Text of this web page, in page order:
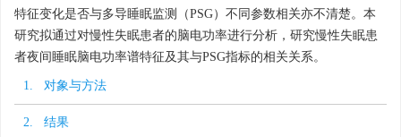
特征变化是否与多导睡眠监测（PSG）不同参数相关亦不清楚。本
研究拟通过对慢性失眠患者的脑电功率进行分析，研究慢性失眠患
者夜间睡眠脑电功率谱特征及其与PSG指标的相关关系。
1. 对象与方法
2. 结果